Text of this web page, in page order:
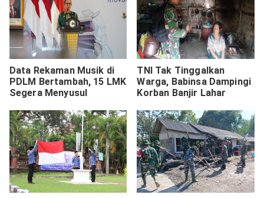
Data Rekaman Musik di
PDLM Bertambah, 15 LMK
Segera Menyusul
TNI Tak Tinggalkan
Warga, Babinsa Dampingi
Korban Banjir Lahar